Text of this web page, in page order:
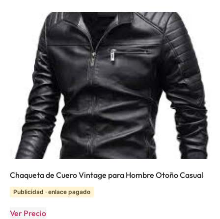
Chaqueta de Cuero Vintage para Hombre Otoño Casual
Publicidad · enlace pagado
Ver Precio